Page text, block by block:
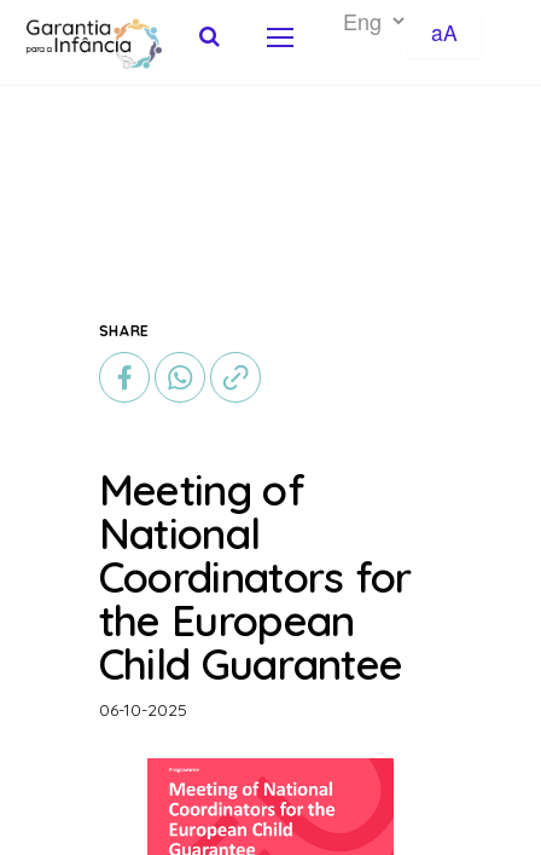
aA
SHARE
Meeting of
National
Coordinators for
the European
Child Guarantee
06-10-2025